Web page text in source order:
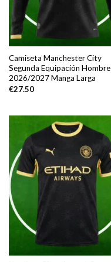
Camiseta Manchester City
Segunda Equipación Hombre
2026/2027 Manga Larga
€27.50